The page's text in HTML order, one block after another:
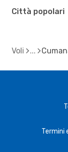
Città popolari
Voli
Termini